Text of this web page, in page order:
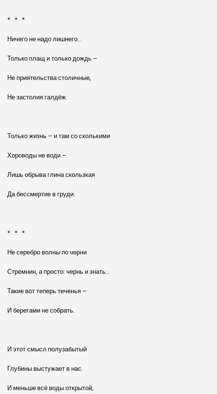
* * *
Ничего не надо лишнего…
Только плащ и только дождь –
Не приятельства столичные,
Не застолия галдёж.
Только жизнь – и там со сколькими
Хороводы не води –
Лишь обрыва глина скользкая
Да бессмертие в груди.
* * *
Не серебро волны по черни
Стремнин, а просто: чернь и знать…
Такие вот теперь теченья –
И берегами не собрать.
И этот смысл полузабытый
Глубины выстужает в нас.
И меньше всё воды открытой,